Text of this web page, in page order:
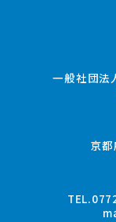
一般社団法
京